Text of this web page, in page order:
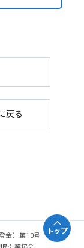
戻る
金）第10号 加入協
トップ